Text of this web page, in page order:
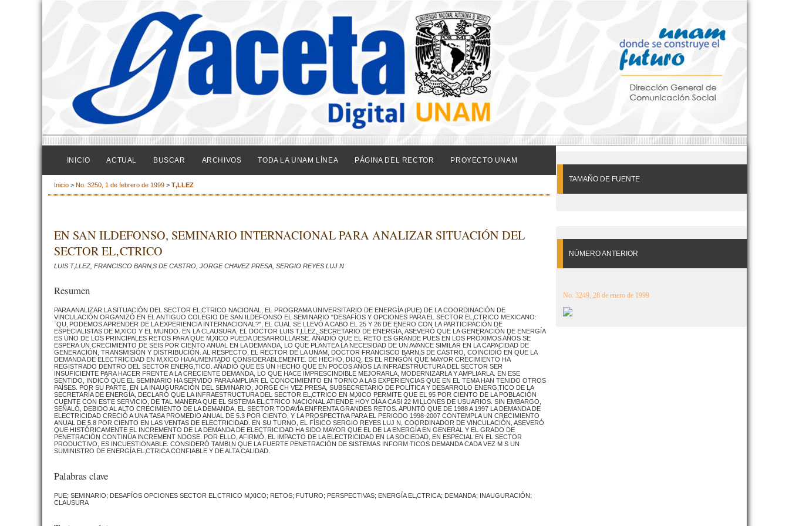
TAMAÑO DE FUENTE
NÚMERO ANTERIOR
No. 3249, 28 de enero de 1999
INICIO ACTUAL BUSCAR ARCHIVOS TODA LA UNAM LÍNEA PÁGINA DEL RECTOR PROYECTO UNAM
Inicio > No. 3250, 1 de febrero de 1999 > T‚LLEZ
EN SAN ILDEFONSO, SEMINARIO INTERNACIONAL PARA ANALIZAR SITUACIÓN DEL
SECTOR EL‚CTRICO
LUIS T‚LLEZ, FRANCISCO BARN‚S DE CASTRO, JORGE CHAVEZ PRESA, SERGIO REYES LUJ N
Resumen
PARA ANALIZAR LA SITUACIÓN DEL SECTOR EL‚CTRICO NACIONAL, EL PROGRAMA UNIVERSITARIO DE ENERGÍA (PUE) DE LA COORDINACIÓN DE
VINCULACIÓN ORGANIZÓ EN EL ANTIGUO COLEGIO DE SAN ILDEFONSO EL SEMINARIO "DESAFÍOS Y OPCIONES PARA EL SECTOR EL‚CTRICO MEXICANO:
¨QU‚ PODEMOS APRENDER DE LA EXPERIENCIA INTERNACIONAL?", EL CUAL SE LLEVÓ A CABO EL 25 Y 26 DE ENERO CON LA PARTICIPACIÓN DE
ESPECIALISTAS DE M‚XICO Y EL MUNDO. EN LA CLAUSURA, EL DOCTOR LUIS T‚LLEZ, SECRETARIO DE ENERGÍA, ASEVERÓ QUE LA GENERACIÓN DE ENERGÍA
ES UNO DE LOS PRINCIPALES RETOS PARA QUE M‚XICO PUEDA DESARROLLARSE. AÑADIÓ QUE EL RETO ES GRANDE PUES EN LOS PRÓXIMOS AÑOS SE
ESPERA UN CRECIMIENTO DE SEIS POR CIENTO ANUAL EN LA DEMANDA, LO QUE PLANTEA LA NECESIDAD DE UN AVANCE SIMILAR EN LA CAPACIDAD DE
GENERACIÓN, TRANSMISIÓN Y DISTRIBUCIÓN. AL RESPECTO, EL RECTOR DE LA UNAM, DOCTOR FRANCISCO BARN‚S DE CASTRO, COINCIDIÓ EN QUE LA
DEMANDA DE ELECTRICIDAD EN M‚XICO HA AUMENTADO CONSIDERABLEMENTE. DE HECHO, DIJO, ES EL RENGÓN QUE MAYOR CRECIMIENTO HA
REGISTRADO DENTRO DEL SECTOR ENERG‚TICO. AÑADIÓ QUE ES UN HECHO QUE EN POCOS AÑOS LA INFRAESTRUCTURA DEL SECTOR SER
INSUFICIENTE PARA HACER FRENTE A LA CRECIENTE DEMANDA, LO QUE HACE IMPRESCINDIBLE MEJORARLA, MODERNIZARLA Y AMPLIARLA. EN ESE
SENTIDO, INDICÓ QUE EL SEMINARIO HA SERVIDO PARA AMPLIAR EL CONOCIMIENTO EN TORNO A LAS EXPERIENCIAS QUE EN EL TEMA HAN TENIDO OTROS
PAÍSES. POR SU PARTE, EN LA INAUGURACIÓN DEL SEMINARIO, JORGE CH VEZ PRESA, SUBSECRETARIO DE POLÍTICA Y DESARROLO ENERG‚TICO DE LA
SECRETARÍA DE ENERGÍA, DECLARÓ QUE LA INFRAESTRUCTURA DEL SECTOR EL‚CTRICO EN M‚XICO PERMITE QUE EL 95 POR CIENTO DE LA POBLACIÓN
CUENTE CON ESTE SERVICIO, DE TAL MANERA QUE EL SISTEMA EL‚CTRICO NACIONAL ATIENDE HOY DÍA A CASI 22 MILLONES DE USUARIOS. SIN EMBARGO,
SEÑALÓ, DEBIDO AL ALTO CRECIMIENTO DE LA DEMANDA, EL SECTOR TODAVÍA ENFRENTA GRANDES RETOS. APUNTÓ QUE DE 1988 A 1997 LA DEMANDA DE
ELECTRICIDAD CRECIÓ A UNA TASA PROMEDIO ANUAL DE 5.3 POR CIENTO, Y LA PROSPECTIVA PARA EL PERIODO 1998-2007 CONTEMPLA UN CRECIMIENTO
ANUAL DE 5.8 POR CIENTO EN LAS VENTAS DE ELECTRICIDAD. EN SU TURNO, EL FÍSICO SERGIO REYES LUJ N, COORDINADOR DE VINCULACIÓN, ASEVERÓ
QUE HISTÓRICAMENTE EL INCREMENTO DE LA DEMANDA DE ELECTRICIDAD HA SIDO MAYOR QUE EL DE LA ENERGÍA EN GENERAL Y EL GRADO DE
PENETRACIÓN CONTINÚA INCREMENT NDOSE. POR ELLO, AFIRMÓ, EL IMPACTO DE LA ELECTRICIDAD EN LA SOCIEDAD, EN ESPECIAL EN EL SECTOR
PRODUCTIVO, ES INCUESTIONABLE. CONSIDERÓ TAMBI‚N QUE LA FUERTE PENETRACIÓN DE SISTEMAS INFORM TICOS DEMANDA CADA VEZ M S UN
SUMINISTRO DE ENERGÍA EL‚CTRICA CONFIABLE Y DE ALTA CALIDAD.
Palabras clave
PUE; SEMINARIO; DESAFÍOS OPCIONES SECTOR EL‚CTRICO M‚XICO; RETOS; FUTURO; PERSPECTIVAS; ENERGÍA EL‚CTRICA; DEMANDA; INAUGURACIÓN;
CLAUSURA